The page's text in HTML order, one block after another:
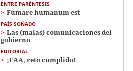
ENTRE PARÉNTESIS
Fumare humanum est
PAÍS SOÑADO
Las (malas) comunicaciones del
gobierno
EDITORIAL
¡EAA, reto cumplido!